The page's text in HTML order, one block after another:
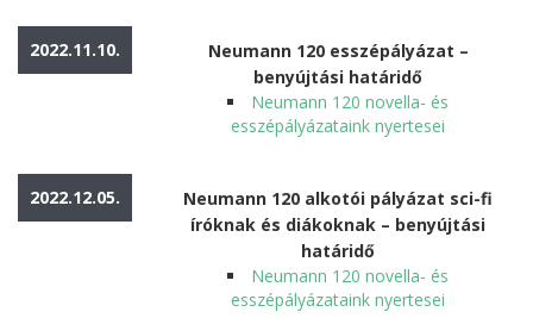
2022.11.10.
Neumann 120 esszépályázat –
benyújtási határidő
Neumann 120 novella- és
esszépályázataink nyertesei
2022.12.05.
Neumann 120 alkotói pályázat sci-fi
íróknak és diákoknak – benyújtási
határidő
Neumann 120 novella- és
esszépályázataink nyertesei